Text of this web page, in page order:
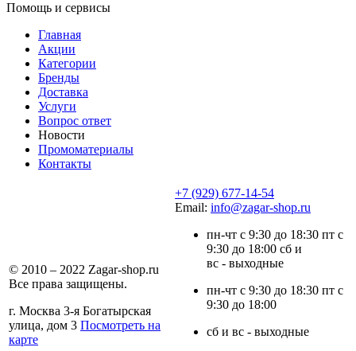
Помощь и сервисы
Главная
Акции
Категории
Бренды
Доставка
Услуги
Вопрос ответ
Новости
Промоматериалы
Контакты
© 2010 – 2022 Zagar-shop.ru
Все права защищены.
г. Москва 3-я Богатырская
улица, дом 3 Посмотреть на
карте
+7 (929) 677-14-54
Email: info@zagar-shop.ru
пн-чт с 9:30 до 18:30 пт с
9:30 до 18:00 сб и
вс - выходные
пн-чт с 9:30 до 18:30 пт с
9:30 до 18:00
сб и вс - выходные